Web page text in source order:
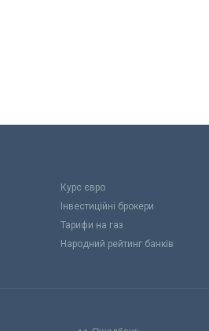
Курс євро
Інвестиційні брокери
Тарифи на газ
Народний рейтинг банків